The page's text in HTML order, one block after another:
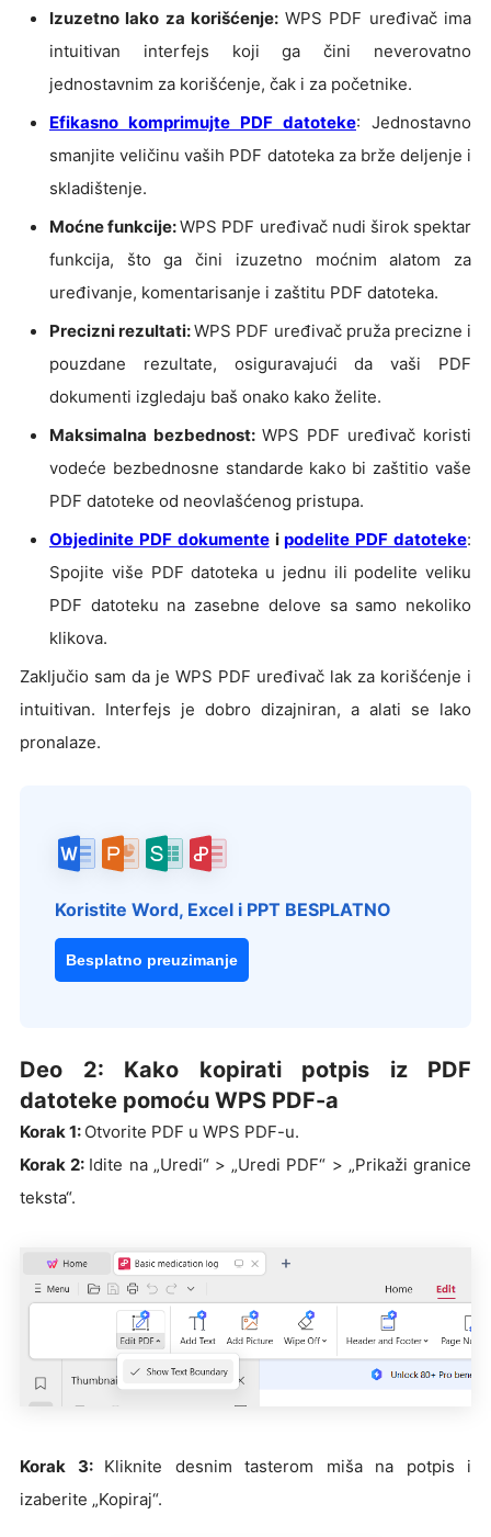
Izuzetno lako za korišćenje: WPS PDF uređivač ima
intuitivan interfejs koji ga čini neverovatno
jednostavnim za korišćenje, čak i za početnike.
Efikasno komprimujte PDF datoteke: Jednostavno
smanjite veličinu vaših PDF datoteka za brže deljenje i
skladištenje.
Moćne funkcije:WPS PDF uređivač nudi širok spektar
funkcija, što ga čini izuzetno moćnim alatom za
uređivanje, komentarisanje i zaštitu PDF datoteka.
Precizni rezultati:WPS PDF uređivač pruža precizne i
pouzdane rezultate, osiguravajući da vaši PDF
dokumenti izgledaju baš onako kako želite.
Maksimalna bezbednost: WPS PDF uređivač koristi
vodeće bezbednosne standarde kako bi zaštitio vaše
PDF datoteke od neovlašćenog pristupa.
Objedinite PDF dokumenteipodelite PDF datoteke:
Spojite više PDF datoteka u jednu ili podelite veliku
PDF datoteku na zasebne delove sa samo nekoliko
klikova.
Zaključio sam da je WPS PDF uređivač lak za korišćenje i
intuitivan. Interfejs je dobro dizajniran, a alati se lako
pronalaze.
Koristite Word, Excel i PPT BESPLATNO
Besplatno preuzimanje
Deo 2: Kako kopirati potpis iz PDF
datoteke pomoću WPS PDF-a
Korak 1: Otvorite PDF u WPS PDF-u.
Korak 2: Idite na „Uredi“ > „Uredi PDF“ > „Prikaži granice
teksta“.
Korak 3: Kliknite desnim tasterom miša na potpis i
izaberite „Kopiraj“.